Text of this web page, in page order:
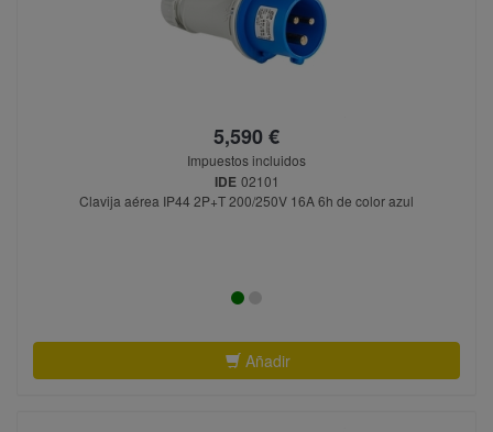
5,590 €
Impuestos incluidos
IDE 02101
Clavija aérea IP44 2P+T 200/250V 16A 6h de color azul
Añadir